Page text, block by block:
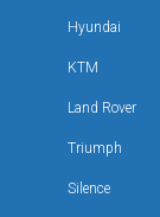
Hyundai
KTM
Land Rover
Triumph
Silence